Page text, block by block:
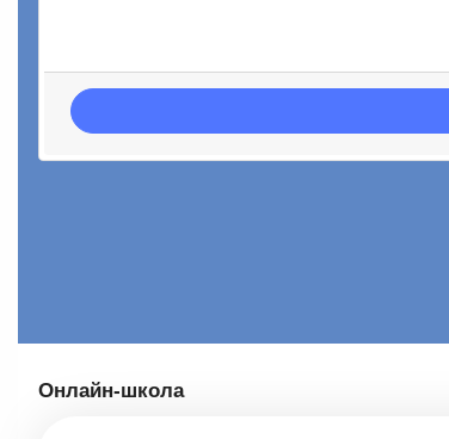
Онлайн-школа